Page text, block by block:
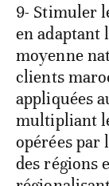
9- Stimuler
en adaptant
moyenne
clients
appliquées
multipliant
opérées par
des régions